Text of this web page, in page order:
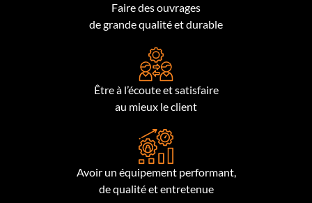
Faire des ouvrages
de grande qualité et durable
Être à l’écoute et satisfaire
au mieux le client
Avoir un équipement performant,
de qualité et entretenue